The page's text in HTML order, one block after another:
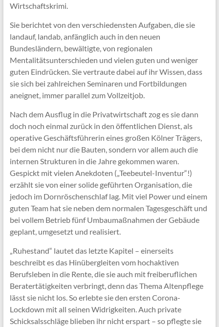
Wirtschaftskrimi.
Sie berichtet von den verschiedensten Aufgaben, die sie
landauf, landab, anfänglich auch in den neuen
Bundesländern, bewältigte, von regionalen
Mentalitätsunterschieden und vielen guten und weniger
guten Eindrücken. Sie vertraute dabei auf ihr Wissen, dass
sie sich bei zahlreichen Seminaren und Fortbildungen
aneignet, immer parallel zum Vollzeitjob.
Nach dem Ausflug in die Privatwirtschaft zog es sie dann
doch noch einmal zurück in den öffentlichen Dienst, als
operative Geschäftsführerin eines großen Kölner Trägers,
bei dem nicht nur die Bauten, sondern vor allem auch die
internen Strukturen in die Jahre gekommen waren.
Gespickt mit vielen Anekdoten („Teebeutel-Inventur“!)
erzählt sie von einer solide geführten Organisation, die
jedoch im Dornröschenschlaf lag. Mit viel Power und einem
guten Team hat sie neben dem normalen Tagesgeschäft und
bei vollem Betrieb fünf Umbaumaßnahmen der Gebäude
geplant, umgesetzt und realisiert.
„Ruhestand“ lautet das letzte Kapitel – einerseits
beschreibt es das Hinübergleiten vom hochaktiven
Berufsleben in die Rente, die sie auch mit freiberuflichen
Beratertätigkeiten verbringt, denn das Thema Altenpflege
lässt sie nicht los. So erlebte sie den ersten Corona-
Lockdown mit all seinen Widrigkeiten. Auch private
Schicksalsschläge blieben ihr nicht erspart – so pflegte sie